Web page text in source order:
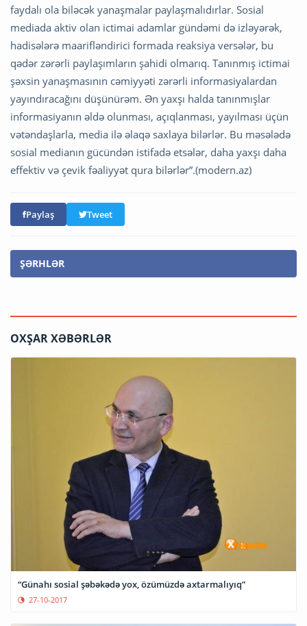
faydalı ola biləcək yanaşmalar paylaşmalıdırlar. Sosial
mediada aktiv olan ictimai adamlar gündəmi də izləyərək,
hadisələrə maarifləndirici formada reaksiya versələr, bu
qədər zərərli paylaşımların şahidi olmarıq. Tanınmış ictimai
şəxsin yanaşmasının cəmiyyəti zərərli informasiyalardan
yayındıracağını düşünürəm. Ən yaxşı halda tanınmışlar
informasiyanın əldə olunması, açıqlanması, yayılması üçün
vətəndaşlarla, media ilə əlaqə saxlaya bilərlər. Bu məsələdə
sosial medianın gücündən istifadə etsələr, daha yaxşı daha
effektiv və çevik fəaliyyət qura bilərlər”.(modern.az)
Paylaş Tweet
ŞƏRHLƏR
OXŞAR XƏBƏRLƏR
“Günahı sosial şəbəkədə yox, özümüzdə axtarmalıyıq”
27-10-2017